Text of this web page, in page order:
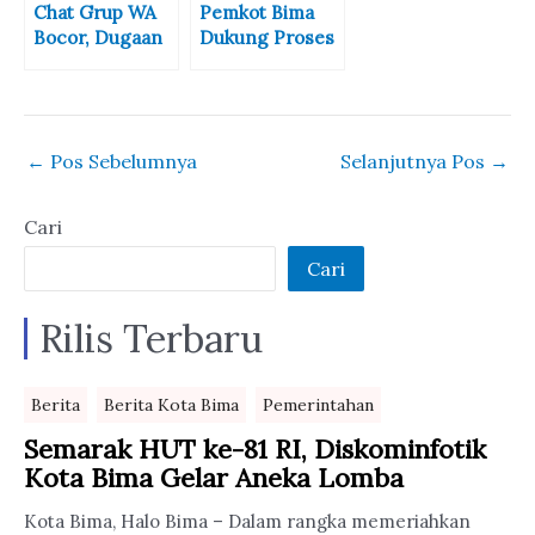
Chat Grup WA
Bocor, Dugaan
Kota Bima
Pemkot Bima
Dukung Proses
← Pos Sebelumnya Selanjutnya Pos →
Cari
Cari
Rilis Terbaru
Berita Berita Kota Bima Pemerintahan
Semarak HUT ke-81 RI, Diskominfotik
Kota Bima Gelar Aneka Lomba
Kota Bima, Halo Bima – Dalam rangka memeriahkan